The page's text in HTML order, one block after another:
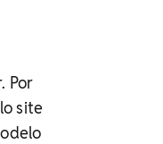
Por
site